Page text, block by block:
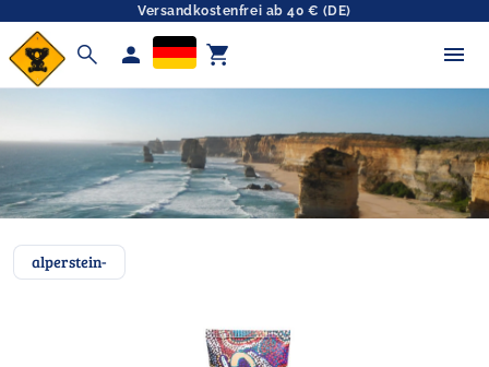
Versandkostenfrei ab 40 € (DE)
search person shopping_cart
alperstein-